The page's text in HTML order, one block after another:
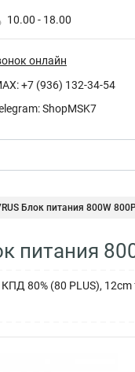
10.00 - 18.00
онлайн
+7 (936) 132-34-54
ShopMSK7
Блок питания 800W
питания
80% (80 PLUS),